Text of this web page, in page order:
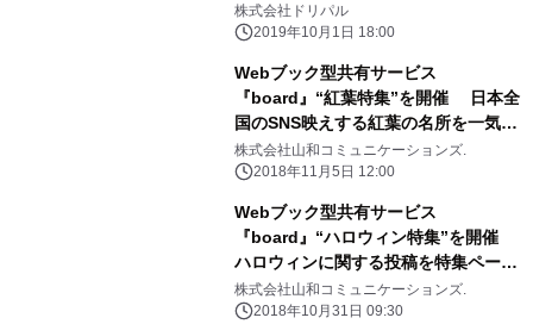
株式会社ドリパル
2019年10月1日 18:00
Webブック型共有サービス
『board』“紅葉特集”を開催 日本全
国のSNS映えする紅葉の名所を一気読
み！
株式会社山和コミュニケーションズ.
2018年11月5日 12:00
Webブック型共有サービス
『board』“ハロウィン特集”を開催
ハロウィンに関する投稿を特集ページ
にて紹介！
株式会社山和コミュニケーションズ.
2018年10月31日 09:30